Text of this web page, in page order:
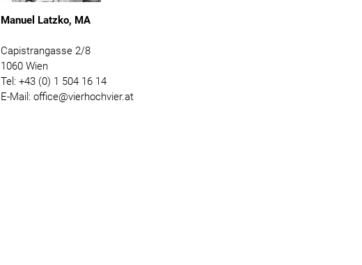
Manuel Latzko, MA
Capistrangasse 2/8
1060 Wien
Tel: +43 (0) 1 504 16 14
E-Mail: office@vierhochvier.at